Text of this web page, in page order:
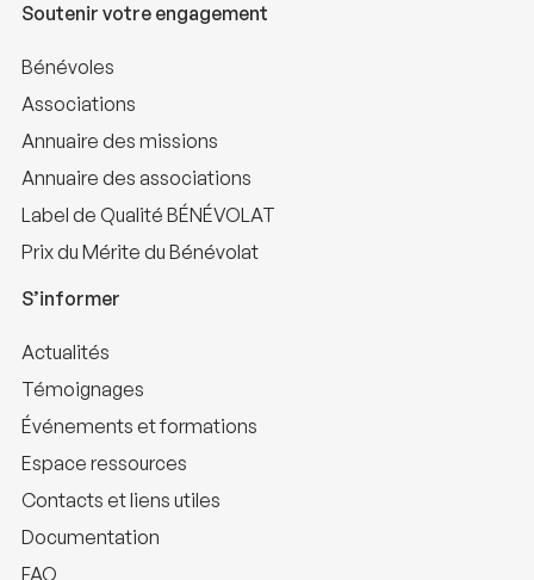
Soutenir votre engagement
Bénévoles
Associations
Annuaire des missions
Annuaire des associations
Label de Qualité BÉNÉVOLAT
Prix du Mérite du Bénévolat
S’informer
Actualités
Témoignages
Événements et formations
Espace ressources
Contacts et liens utiles
Documentation
FAQ